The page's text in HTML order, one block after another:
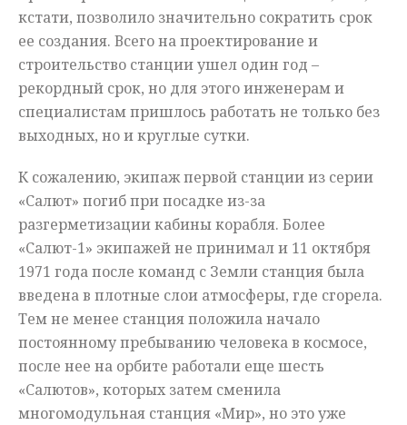
кстати, позволило значительно сократить срок
ее создания. Всего на проектирование и
строительство станции ушел один год –
рекордный срок, но для этого инженерам и
специалистам пришлось работать не только без
выходных, но и круглые сутки.
К сожалению, экипаж первой станции из серии
«Салют» погиб при посадке из-за
разгерметизации кабины корабля. Более
«Салют-1» экипажей не принимал и 11 октября
1971 года после команд с Земли станция была
введена в плотные слои атмосферы, где сгорела.
Тем не менее станция положила начало
постоянному пребыванию человека в космосе,
после нее на орбите работали еще шесть
«Салютов», которых затем сменила
многомодульная станция «Мир», но это уже